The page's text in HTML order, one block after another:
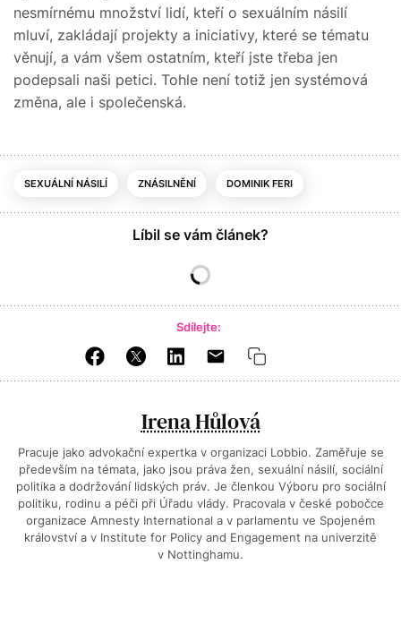
nesmírnému množství lidí, kteří o sexuálním násilí
mluví, zakládají projekty a iniciativy, které se tématu
věnují, a vám všem ostatním, kteří jste třeba jen
podepsali naši petici. Tohle není totiž jen systémová
změna, ale i společenská.
SEXUÁLNÍ NÁSILÍ ZNÁSILNĚNÍ DOMINIK FERI
Líbil se vám článek?
Sdílejte:
Irena Hůlová
Pracuje jako advokační expertka v organizaci Lobbio. Zaměřuje se
především na témata, jako jsou práva žen, sexuální násilí, sociální
politika a dodržování lidských práv. Je členkou Výboru pro sociální
politiku, rodinu a péči při Úřadu vlády. Pracovala v české pobočce
organizace Amnesty International a v parlamentu ve Spojeném
království a v Institute for Policy and Engagement na univerzitě
v Nottinghamu.